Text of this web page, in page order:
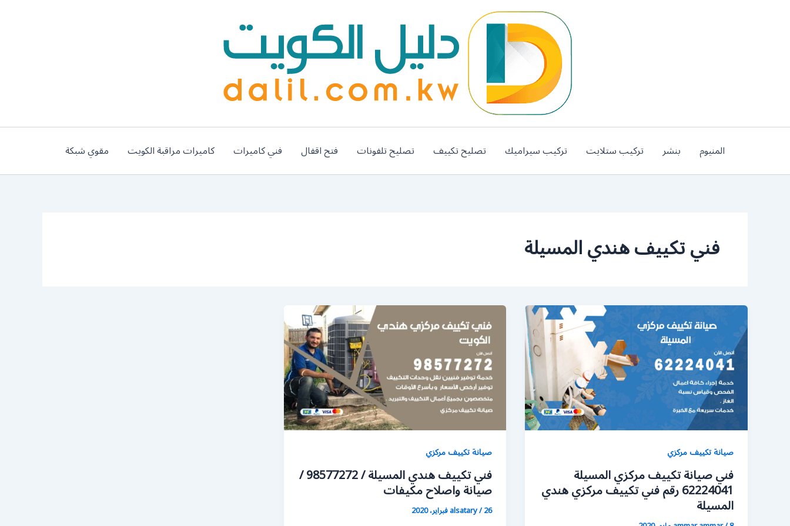
المنيوم بنشر تركيب ستلايت تركيب سيراميك تصليح تكييف تصليح تلفونات فتح اقفال فني كاميرات كاميرات مراقبة الكويت مقوي شبكة
فني تكييف هندي المسيلة
صيانة تكييف مركزي
فني صيانة تكييف مركزي المسيلة
62224041 رقم فني تكييف مركزي هندي
المسيلة
صيانة تكييف مركزي
فني تكييف هندي المسيلة / 98577272 /
صيانة واصلاح مكيفات
alsatary/26 فبراير، 2020